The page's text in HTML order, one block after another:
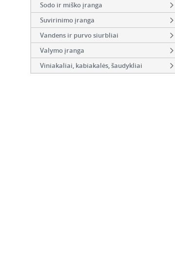
Sodo ir miško įranga
Suvirinimo įranga
Vandens ir purvo siurbliai
Valymo įranga
Viniakaliai, kabiakalės, šaudykliai